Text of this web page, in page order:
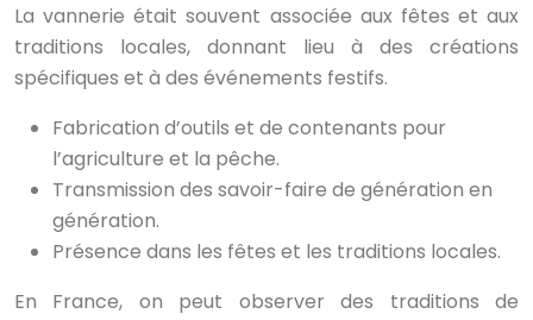
La vannerie était souvent associée aux fêtes et aux
traditions locales, donnant lieu à des créations
spécifiques et à des événements festifs.
Fabrication d’outils et de contenants pour
l’agriculture et la pêche.
Transmission des savoir-faire de génération en
génération.
Présence dans les fêtes et les traditions locales.
En France, on peut observer des traditions de